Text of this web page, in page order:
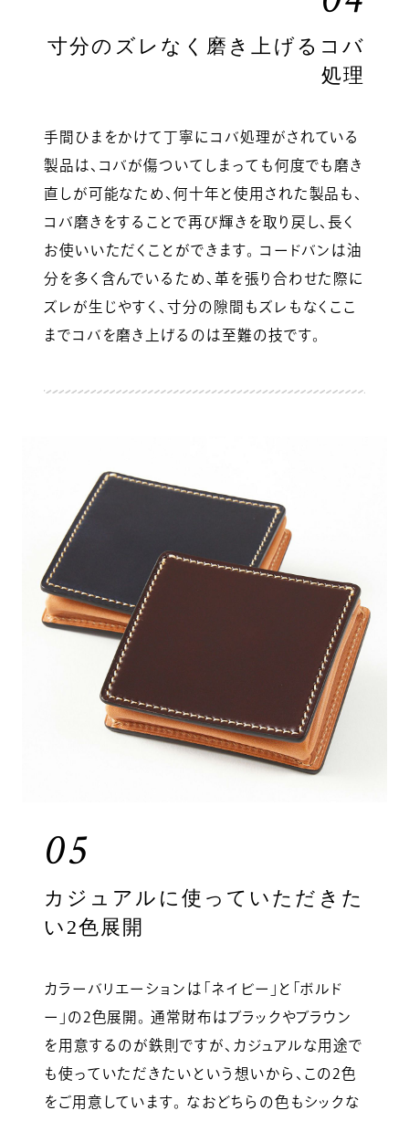
寸分のズレなく磨き上げるコバ
処理
手間ひまをかけて丁寧にコバ処理がされている
製品は、コバが傷ついてしまっても何度でも磨き
直しが可能なため、何十年と使用された製品も、
コバ磨きをすることで再び輝きを取り戻し、長く
お使いいただくことができます。 コードバンは油
分を多く含んでいるため、革を張り合わせた際に
ズレが生じやすく、寸分の隙間もズレもなくここ
までコバを磨き上げるのは至難の技です。
05
カジュアルに使っていただきた
い2色展開
カラーバリエーションは「ネイビー」と「ボルド
ー」の2色展開。 通常財布はブラックやブラウン
を用意するのが鉄則ですが、カジュアルな用途で
も使っていただきたいという想いから、この2色
をご用意しています。 なおどちらの色もシックな